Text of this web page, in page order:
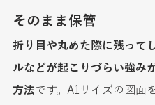
そのまま保管
折り目や丸めた際に残って
ルなどが起こりづらい強み
方法です。A1サイズの図面